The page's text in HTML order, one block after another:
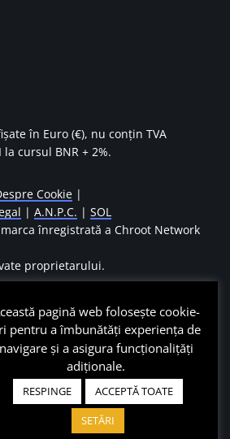
în Euro (€), nu conțin TVA
cursul BNR + 2%.
Cookie |
| A.N.P.C. | SOL
marca înregistrată a Chroot Network
proprietarului.
pagină web folosește cookie-
pentru a îmbunătăți experiența de
navigare și a asigura funcționalițăți
adiționale.
RESPINGE
ACCEPTĂ TOATE
SETĂRI